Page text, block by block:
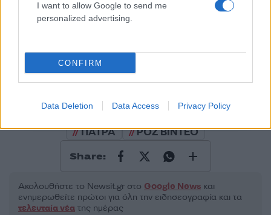
I want to allow Google to send me
personalized advertising.
CONFIRM
Data Deletion Data Access Privacy Policy
Υποβολή σχολίου
ΠΑΤΡΑ
ΡΟΖ ΒΙΝΤΕΟ
Share:
Ακολουθήστε το Νewsit.gr στο Google News και
ενημερωθείτε πρώτοι για όλη την ειδησεογραφία και τα
τελευταία νέα της ημέρας